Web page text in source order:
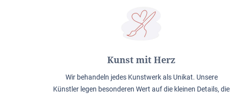
Kunst mit Herz
Wir behandeln jedes Kunstwerk als Unikat. Unsere
Künstler legen besonderen Wert auf die kleinen Details, die